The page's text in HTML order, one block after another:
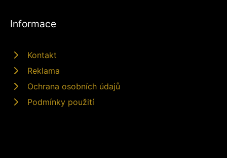
Informace
Kontakt
Reklama
Ochrana osobních údajů
Podmínky použití